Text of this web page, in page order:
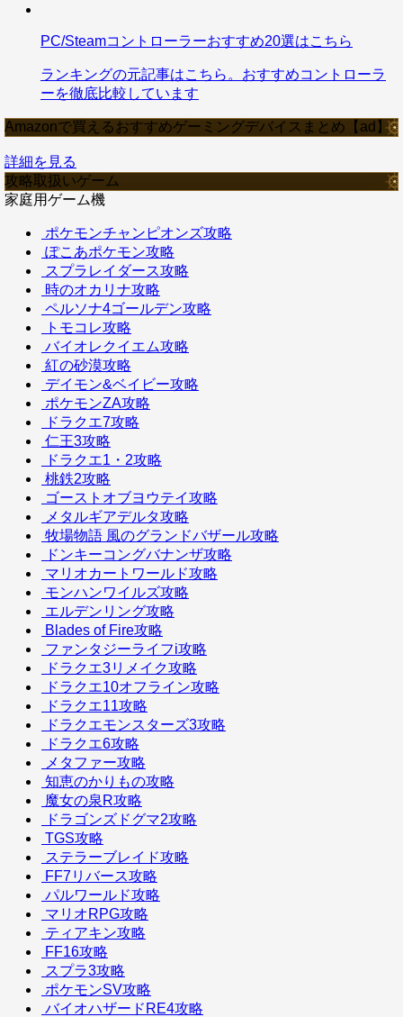
PC/Steamコントローラーおすすめ20選はこちら
ランキングの元記事はこちら。おすすめコントローラ
ーを徹底比較しています
Amazonで買えるおすすめゲーミングデバイスまとめ【ad】
詳細を見る
攻略取扱いゲーム
家庭用ゲーム機
ポケモンチャンピオンズ攻略
ぽこあポケモン攻略
スプラレイダース攻略
時のオカリナ攻略
ペルソナ4ゴールデン攻略
トモコレ攻略
バイオレクイエム攻略
紅の砂漠攻略
デイモン&ベイビー攻略
ポケモンZA攻略
ドラクエ7攻略
仁王3攻略
ドラクエ1・2攻略
桃鉄2攻略
ゴーストオブヨウテイ攻略
メタルギアデルタ攻略
牧場物語 風のグランドバザール攻略
ドンキーコングバナンザ攻略
マリオカートワールド攻略
モンハンワイルズ攻略
エルデンリング攻略
Blades of Fire攻略
ファンタジーライフi攻略
ドラクエ3リメイク攻略
ドラクエ10オフライン攻略
ドラクエ11攻略
ドラクエモンスターズ3攻略
ドラクエ6攻略
メタファー攻略
知恵のかりもの攻略
魔女の泉R攻略
ドラゴンズドグマ2攻略
TGS攻略
ステラーブレイド攻略
FF7リバース攻略
パルワールド攻略
マリオRPG攻略
ティアキン攻略
FF16攻略
スプラ3攻略
ポケモンSV攻略
バイオハザードRE4攻略